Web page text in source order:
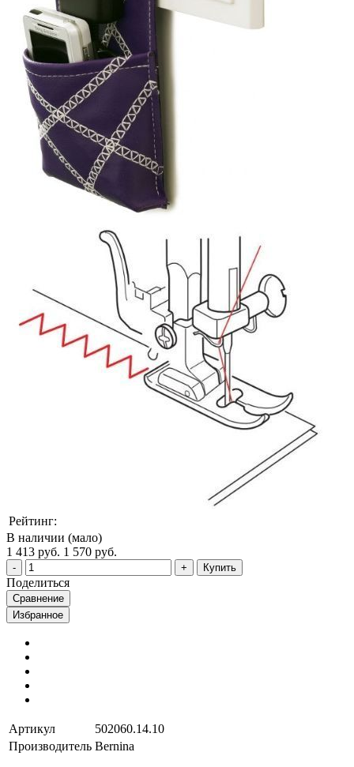
Рейтинг:
В наличии (мало)
1 413 руб. 1 570 руб.
Купить
Поделиться
Сравнение
Избранное
Артикул
502060.14.10
Производитель Bernina